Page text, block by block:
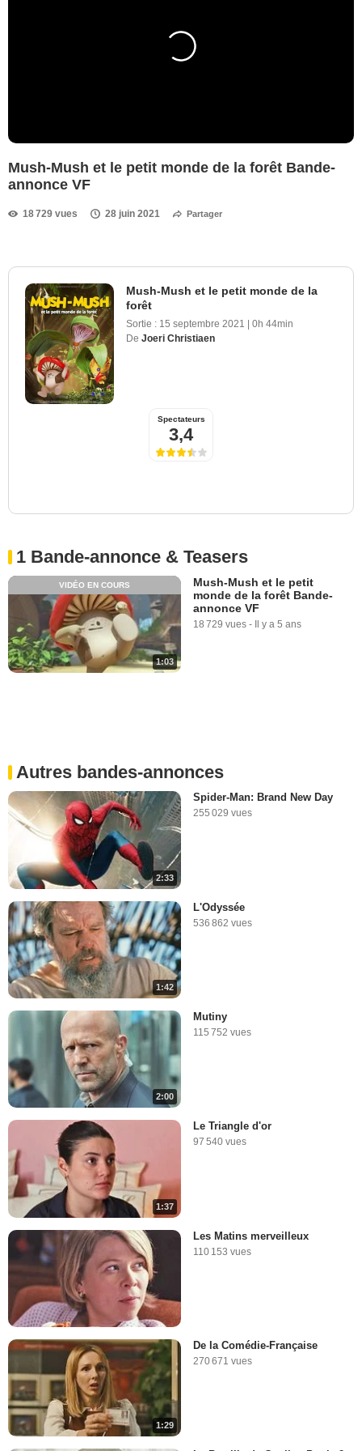
Mush-Mush et le petit monde de la forêt Bande-
annonce VF
18 729 vues 28 juin 2021 Partager
Mush-Mush et le petit monde de la
forêt
Sortie : 15 septembre 2021 | 0h 44min
De Joeri Christiaen
Spectateurs
3,4
1 Bande-annonce & Teasers
1:03
VIDÉO EN COURS
Mush-Mush et le petit
monde de la forêt Bande-
annonce VF
18 729 vues - Il y a 5 ans
Autres bandes-annonces
2:33
Spider-Man: Brand New Day
255 029 vues
1:42
L'Odyssée
536 862 vues
2:00
Mutiny
115 752 vues
1:37
Le Triangle d'or
97 540 vues
Les Matins merveilleux
110 153 vues
1:29
De la Comédie-Française
270 671 vues